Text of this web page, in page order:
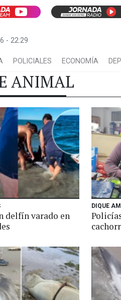
- 22:29
POLICIALES ECONOMÍA
ANIMAL
delfín varado en
DIQUE